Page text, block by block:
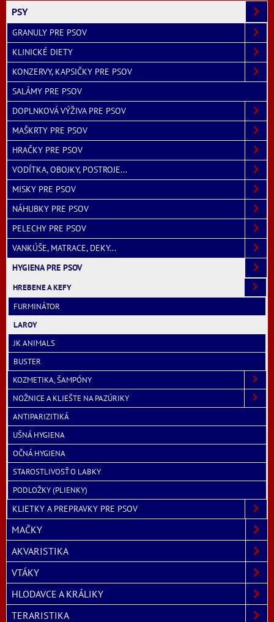
PSY
GRANULY PRE PSOV
KLINICKÉ DIETY
KONZERVY, KAPSIČKY PRE PSOV
SALÁMY PRE PSOV
DOPLNKOVÁ VÝŽIVA PRE PSOV
MAŠKRTY PRE PSOV
HRAČKY PRE PSOV
VODÍTKA, OBOJKY, POSTROJE...
MISKY PRE PSOV
NÁHUBKY PRE PSOV
PELECHY PRE PSOV
VANKÚŠE, MATRACE, DEKY...
HYGIENA PRE PSOV
HREBENE A KEFY
FURMINÁTOR
LAROY
JK ANIMALS
BUSTER
KOZMETIKA, ŠAMPÓNY
NOŽNICE A KLIEŠTE NA PAZÚRIKY
ANTIPARIZITIKÁ
UŠNÁ HYGIENA
OČNÁ HYGIENA
STAROSTLIVOSŤ O LABKY
PODLOŽKY (PLIENKY)
KLIETKY A PREPRAVKY PRE PSOV
MAČKY
AKVARISTIKA
VTÁKY
HLODAVCE A KRÁLIKY
TERARISTIKA